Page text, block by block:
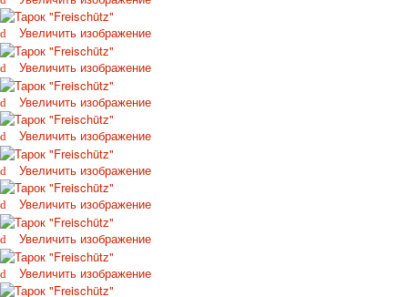
Октябрьская революция
С рождеством
Пасха
9 мая - день победы
Разные пожелания
1 сентября школа
Приглашение
Новости
Новости карточных колод
Новости открыток
О сайте
Ссылки
Наше видео
доставка
Увеличить изображение
Увеличить изображение
Увеличить изображение
Увеличить изображение
Увеличить изображение
Увеличить изображение
Увеличить изображение
Увеличить изображение